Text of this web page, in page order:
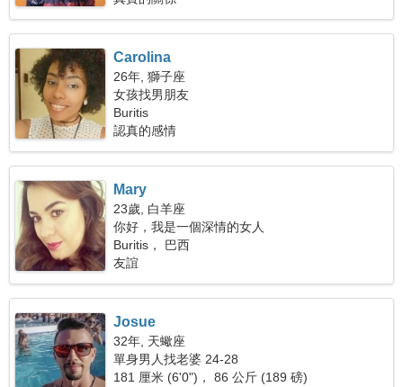
Carolina
26年, 獅子座
女孩找男朋友
Buritis
認真的感情
Mary
23歲, 白羊座
你好，我是一個深情的女人
Buritis， 巴西
友誼
Josue
32年, 天蠍座
單身男人找老婆 24-28
181 厘米 (6'0")， 86 公斤 (189 磅)